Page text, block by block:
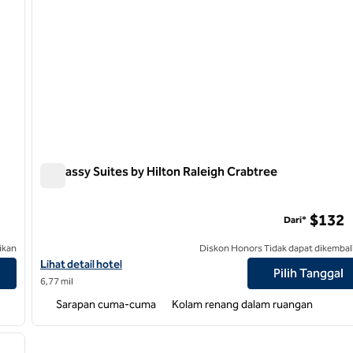
Triangle
Embassy Suites by Hilton Raleigh Crabtree
Lihat detail hotel untuk Embassy Suites by Hilton Raleigh Crabtree
Lihat detail hotel
6,77 mil
Dari* $132
Diskon Honors Tidak dapat
Pilih Tanggal
Sarapan cuma-cuma Kolam renang dalam ruangan
gambar berikutnya